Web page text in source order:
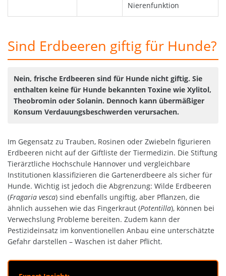
Nierenfunktion
Sind Erdbeeren giftig für Hunde?
Nein, frische Erdbeeren sind für Hunde nicht giftig. Sie
enthalten keine für Hunde bekannten Toxine wie Xylitol,
Theobromin oder Solanin. Dennoch kann übermäßiger
Konsum Verdauungsbeschwerden verursachen.
Im Gegensatz zu Trauben, Rosinen oder Zwiebeln figurieren
Erdbeeren nicht auf der Giftliste der Tiermedizin. Die Stiftung
Tierärztliche Hochschule Hannover und vergleichbare
Institutionen klassifizieren die Gartenerdbeere als sicher für
Hunde. Wichtig ist jedoch die Abgrenzung: Wilde Erdbeeren
(Fragaria vesca) sind ebenfalls ungiftig, aber Pflanzen, die
ähnlich aussehen wie das Fingerkraut (Potentilla), können bei
Verwechslung Probleme bereiten. Zudem kann der
Pestizideinsatz im konventionellen Anbau eine unterschätzte
Gefahr darstellen – Waschen ist daher Pflicht.